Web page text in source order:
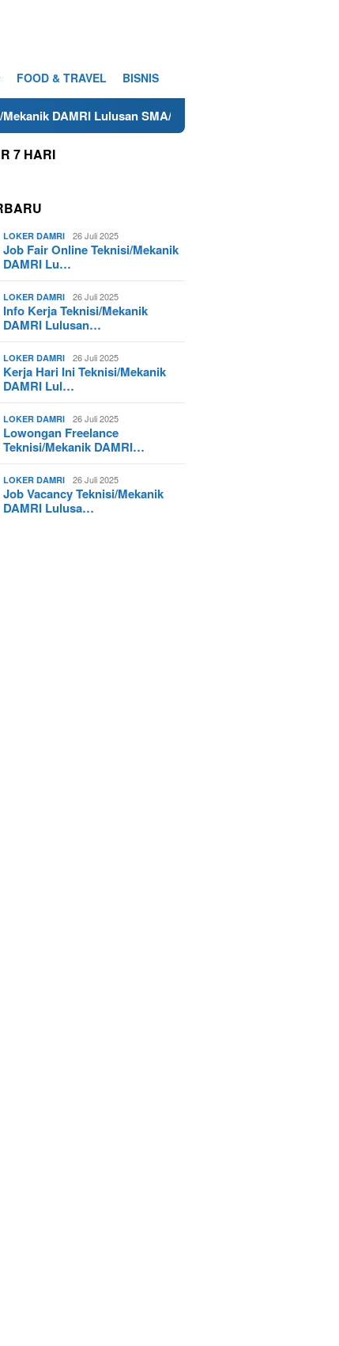
FOOD & TRAVEL BISNIS
Lulusan SMA/SMK Terdekat di Cilacap Tahun 2025
7 HARI
LOKER DAMRI 26 Juli 2025
Job Fair Online Teknisi/Mekanik
DAMRI Lu…
LOKER DAMRI 26 Juli 2025
Info Kerja Teknisi/Mekanik
DAMRI Lulusan…
LOKER DAMRI 26 Juli 2025
Kerja Hari Ini Teknisi/Mekanik
DAMRI Lul…
LOKER DAMRI 26 Juli 2025
Lowongan Freelance
Teknisi/Mekanik DAMRI…
LOKER DAMRI 26 Juli 2025
Job Vacancy Teknisi/Mekanik
DAMRI Lulusa…